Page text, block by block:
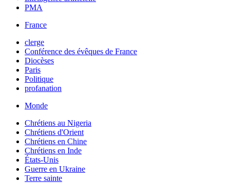
PMA
France
clerge
Conférence des évêques de France
Diocèses
Paris
Politique
profanation
Monde
Chrétiens au Nigeria
Chrétiens d'Orient
Chrétiens en Chine
Chrétiens en Inde
États-Unis
Guerre en Ukraine
Terre sainte